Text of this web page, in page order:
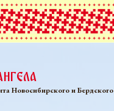
Новосибирского и Бердского